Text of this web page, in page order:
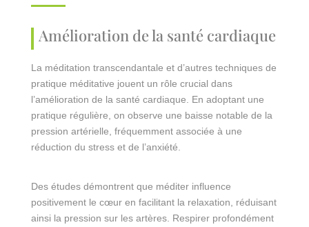
Amélioration de la santé cardiaque
La méditation transcendantale et d’autres techniques de
pratique méditative jouent un rôle crucial dans
l’amélioration de la santé cardiaque. En adoptant une
pratique régulière, on observe une baisse notable de la
pression artérielle, fréquemment associée à une
réduction du stress et de l’anxiété.
Des études démontrent que méditer influence
positivement le cœur en facilitant la relaxation, réduisant
ainsi la pression sur les artères. Respirer profondément